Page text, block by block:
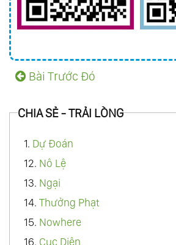
Bài Trước Đó
CHIA SẺ - TRẢI LÒNG
1. Dự Đoán
12. Nô Lệ
13. Ngại
14. Thưởng Phạt
15. Nowhere
16. Cục Diện